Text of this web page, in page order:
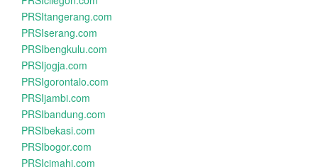
PRSItangerang.com
PRSIserang.com
PRSIbengkulu.com
PRSIjogja.com
PRSIgorontalo.com
PRSIjambi.com
PRSIbandung.com
PRSIbekasi.com
PRSIbogor.com
PRSIcimahi.com